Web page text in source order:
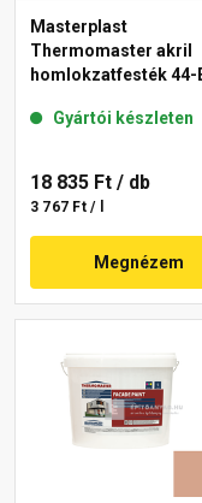
Masterplast
Thermomaster akril
homlokzatfesték 44-E
Gyártói készleten
18 835 Ft / db
3 767 Ft / l
Megnézem